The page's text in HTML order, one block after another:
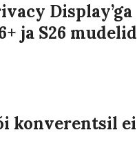
Display’ga
ja S26 mudelid
konverentsil ei